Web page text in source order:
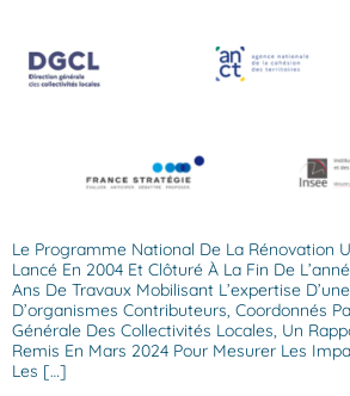
Le Programme National De La Rénovation
Lancé En 2004 Et Clôturé À La Fin De
Ans De Travaux Mobilisant L’expertise
D’organismes Contributeurs, Coordonnés
Générale Des Collectivités Locales, Un
Remis En Mars 2024 Pour Mesurer Les
Les […]